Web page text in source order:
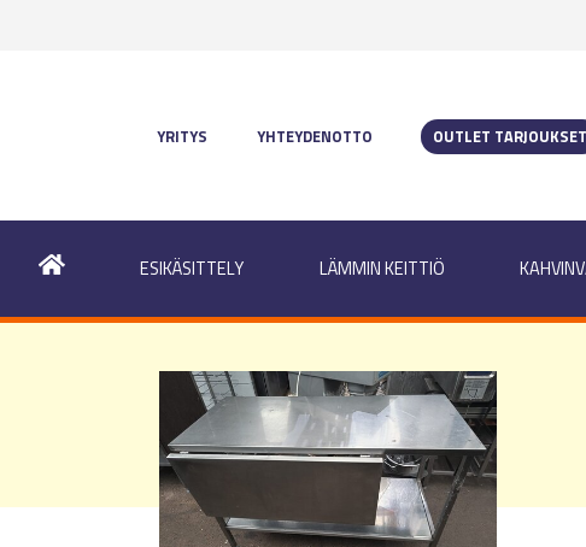
YRITYS YHTEYDENOTTO OUTLET TARJOUKSET
ESIKÄSITTELY LÄMMIN KEITTIÖ